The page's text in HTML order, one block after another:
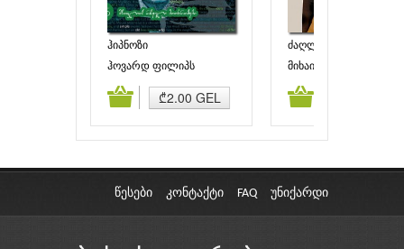
ჰიპნოზი
ჰოვარდ ფილიპს
ლავკრაფტი
₾2.00 GEL
ძაღლის გული
მიხაილ ბულგაკოვი
კალათაში დამატება კალათაში
წესები კონტაქტი FAQ უნიქარდი